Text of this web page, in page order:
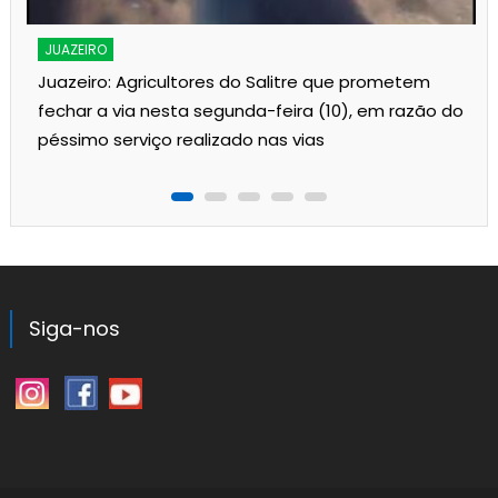
JUAZEIRO
Juazeiro: Agricultores do Salitre que prometem
fechar a via nesta segunda-feira (10), em razão do
péssimo serviço realizado nas vias
Siga-nos